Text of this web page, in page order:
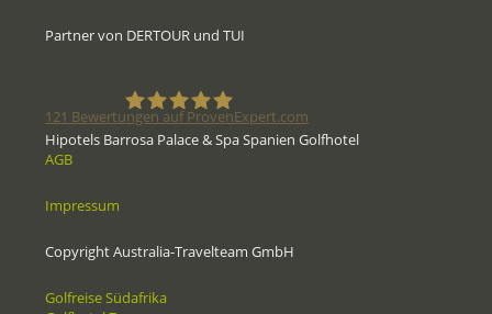
Partner von DERTOUR und TUI
121 Bewertungen auf ProvenExpert.com
Hipotels Barrosa Palace & Spa Spanien Golfhotel
AGB
Impressum
Copyright Australia-Travelteam GmbH
Golfreise Südafrika